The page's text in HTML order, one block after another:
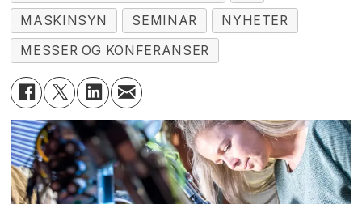
MASKINSYN
SEMINAR
NYHETER
MESSER OG KONFERANSER